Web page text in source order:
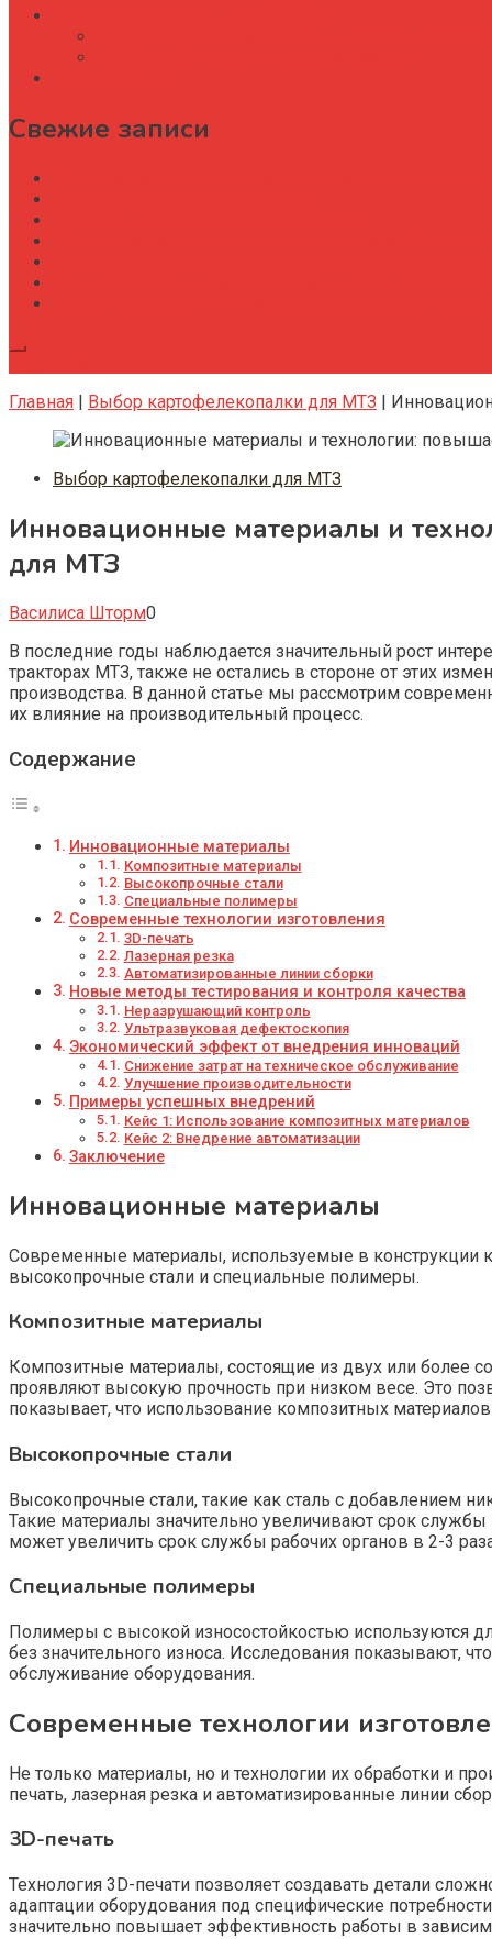
Свежие записи
Главная | Выбор картофелекопалки для МТЗ |
Выбор картофелекопалки для МТЗ
Инновационные материалы и
для МТЗ
Василиса Шторм0
В последние годы наблюдается значительный рост
тракторах МТЗ, также не остались в стороне от этих
производства. В данной статье мы рассмотрим
их влияние на производительный процесс.
Содержание
Инновационные материалы
Композитные материалы
Высокопрочные стали
Специальные полимеры
Современные технологии изготовления
3D-печать
Лазерная резка
Автоматизированные линии сборки
Новые методы тестирования и контроля качества
Неразрушающий контроль
Ультразвуковая дефектоскопия
Экономический эффект от внедрения инноваций
Снижение затрат на техническое обслуживание
Улучшение производительности
Примеры успешных внедрений
Кейс 1: Использование композитных материалов
Кейс 2: Внедрение автоматизации
Заключение
Инновационные материалы
Современные материалы, используемые в конструкции
высокопрочные стали и специальные полимеры.
Композитные материалы
Композитные материалы, состоящие из двух или более
проявляют высокую прочность при низком весе. Это
показывает, что использование композитных
Высокопрочные стали
Высокопрочные стали, такие как сталь с добавлением
Такие материалы значительно увеличивают срок
может увеличить срок службы рабочих органов в 2-3
Специальные полимеры
Полимеры с высокой износостойкостью используются
без значительного износа. Исследования показывают,
обслуживание оборудования.
Современные технологии
Не только материалы, но и технологии их обработки и
печать, лазерная резка и автоматизированные линии
3D-печать
Технология 3D-печати позволяет создавать детали
адаптации оборудования под специфические
значительно повышает эффективность работы в